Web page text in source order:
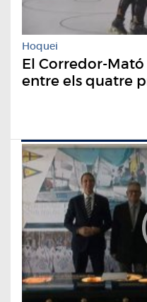
Hoquei
El Corredor-
entre els quatre